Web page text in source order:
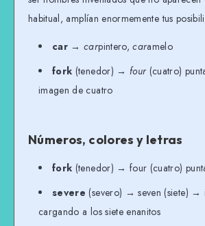
habitual, amplían enormemente tus
car →carpintero,caramelo
fork (tenedor) → four (cuatro)
imagen de cuatro
Números, colores y letras
fork (tenedor) → four (cuatro)
severe (severo) → seven (siete) →
cargando a los siete enanitos